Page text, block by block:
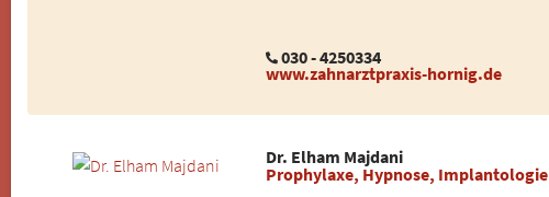
030 - 4250334
www.zahnarztpraxis-hornig.de
Dr. Elham Majdani
Prophylaxe, Hypnose, Implantologie